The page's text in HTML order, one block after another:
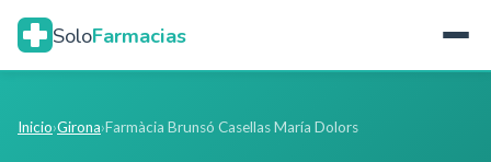
SoloFarmacias
Inicio›Girona›Farmàcia Brunsó Casellas María Dolors